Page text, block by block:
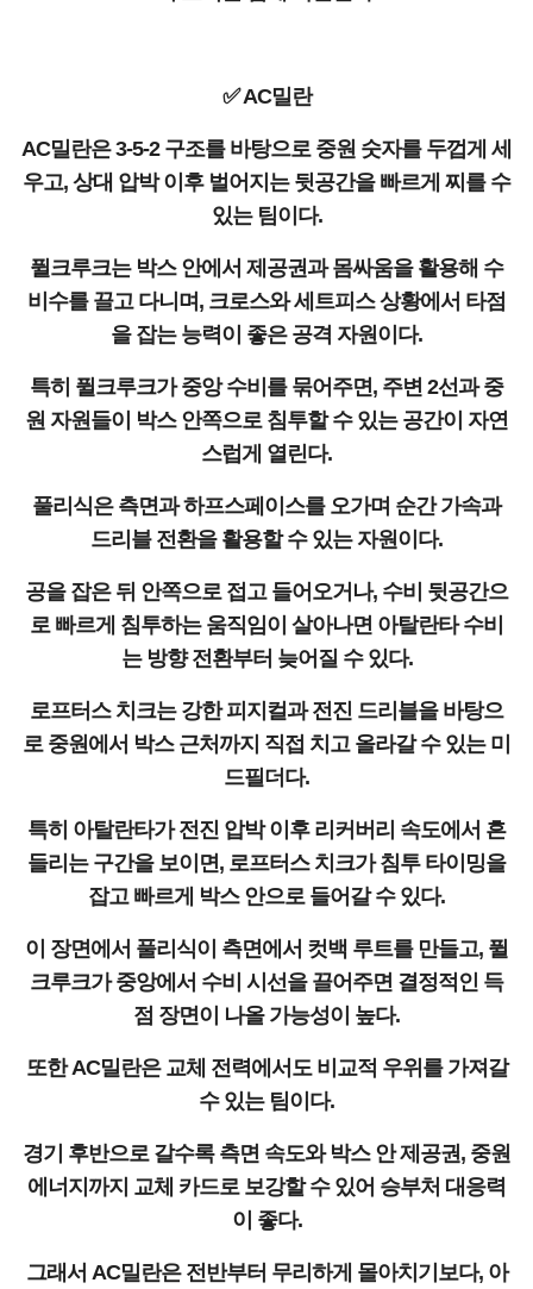
✅ AC밀란
AC밀란은 3-5-2 구조를 바탕으로 중원 숫자를 두껍게 세
우고, 상대 압박 이후 벌어지는 뒷공간을 빠르게 찌를 수
있는 팀이다.
퓔크루크는 박스 안에서 제공권과 몸싸움을 활용해 수
비수를 끌고 다니며, 크로스와 세트피스 상황에서 타점
을 잡는 능력이 좋은 공격 자원이다.
특히 퓔크루크가 중앙 수비를 묶어주면, 주변 2선과 중
원 자원들이 박스 안쪽으로 침투할 수 있는 공간이 자연
스럽게 열린다.
풀리식은 측면과 하프스페이스를 오가며 순간 가속과
드리블 전환을 활용할 수 있는 자원이다.
공을 잡은 뒤 안쪽으로 접고 들어오거나, 수비 뒷공간으
로 빠르게 침투하는 움직임이 살아나면 아탈란타 수비
는 방향 전환부터 늦어질 수 있다.
로프터스 치크는 강한 피지컬과 전진 드리블을 바탕으
로 중원에서 박스 근처까지 직접 치고 올라갈 수 있는 미
드필더다.
특히 아탈란타가 전진 압박 이후 리커버리 속도에서 흔
들리는 구간을 보이면, 로프터스 치크가 침투 타이밍을
잡고 빠르게 박스 안으로 들어갈 수 있다.
이 장면에서 풀리식이 측면에서 컷백 루트를 만들고, 퓔
크루크가 중앙에서 수비 시선을 끌어주면 결정적인 득
점 장면이 나올 가능성이 높다.
또한 AC밀란은 교체 전력에서도 비교적 우위를 가져갈
수 있는 팀이다.
경기 후반으로 갈수록 측면 속도와 박스 안 제공권, 중원
에너지까지 교체 카드로 보강할 수 있어 승부처 대응력
이 좋다.
그래서 AC밀란은 전반부터 무리하게 몰아치기보다, 아